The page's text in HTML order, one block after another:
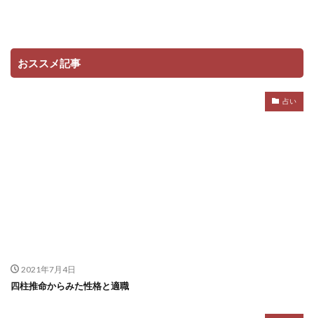
おススメ記事
占い
2021年7月4日
四柱推命からみた性格と適職